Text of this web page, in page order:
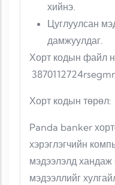
хийнэ.
Цуглуулсан
дамжуулдаг.
Хорт кодын файл
Хорт кодын
Panda banker
хэрэглэгчийн
мэдээлэлд хандаж
мэдээллийг